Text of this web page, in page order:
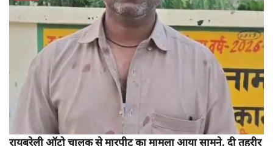
रायबरेली ऑटो चालक से मारपीट का मामला आया सामने, दी तहरीर